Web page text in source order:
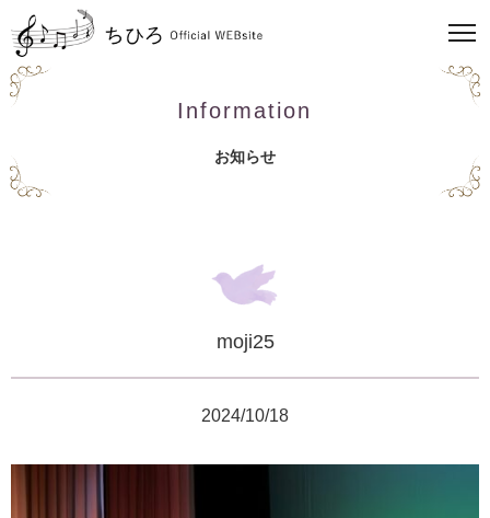
Information
お知らせ
moji25
2024/10/18